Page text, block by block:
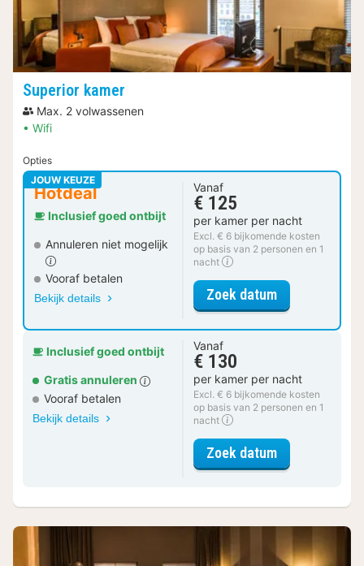
Superior kamer
Max. 2 volwassenen
Wifi
Opties
JOUW KEUZE
Hotdeal
Inclusief goed ontbijt
Annuleren niet mogelijk
Vooraf betalen
Bekijk details
Vanaf
€ 125
per kamer per nacht
Excl. € 6 bijkomende kosten
op basis van 2 personen en 1
nacht
Zoek datumvoor Superior
Inclusief goed ontbijt
Gratis annuleren
Vooraf betalen
Bekijk details
Vanaf
€ 130
per kamer per nacht
Excl. € 6 bijkomende kosten
op basis van 2 personen en 1
nacht
Zoek datumvoor Superior